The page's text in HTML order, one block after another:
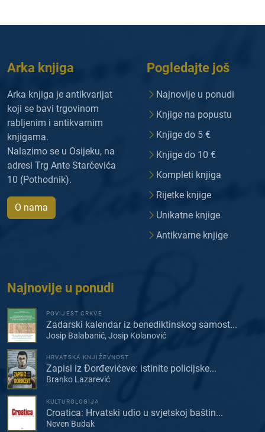
Arka knjiga
Arka knjiga je antikvarijat
koji se bavi trgovinom
rabljenim i antikvarnim
knjigama.
Nalazimo se u Osijeku, na
adresi Trg Ante Starčevića
10 (Pothodnik).
O nama
Pogledajte još
Najnovije u ponudi
Knjige na popustu
Knjige do 5 €
Knjige do 10 €
Kompleti knjiga
Rijetke knjige
Unikatne knjige
Antikvarne knjige
Najnovije u ponudi
POVIJEST CRKVE
Zadarski kalendar iz benediktinskog samost...
Josip Balabanić, Josip Kolanović
HRVATSKA KNJIŽEVNOST
Zapisi iz Đorđevićeve: istinite policijske...
Branko Lazarević
KULTUROLOGIJA
Croatica: Hrvatski udio u svjetskoj baštin...
Neven Budak